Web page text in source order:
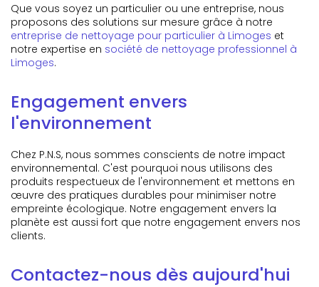
Que vous soyez un particulier ou une entreprise, nous
proposons des solutions sur mesure grâce à notre
entreprise de nettoyage pour particulier à Limoges et
notre expertise en société de nettoyage professionnel à
Limoges.
Engagement envers
l'environnement
Chez P.N.S, nous sommes conscients de notre impact
environnemental. C'est pourquoi nous utilisons des
produits respectueux de l'environnement et mettons en
œuvre des pratiques durables pour minimiser notre
empreinte écologique. Notre engagement envers la
planète est aussi fort que notre engagement envers nos
clients.
Contactez-nous dès aujourd'hui